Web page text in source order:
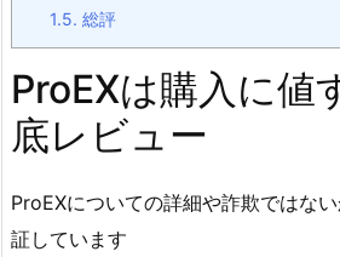
1.5. 総評
ProEXは購入に値
底レビュー
ProEXについての詳細や詐欺ではな
証しています